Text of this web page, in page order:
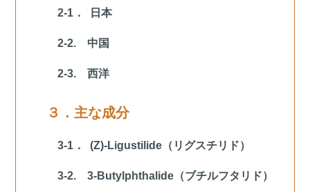
2-1． 日本
2-2. 中国
2-3. 西洋
３．主な成分
3-1． (Z)-Ligustilide（リグスチリド）
3-2. 3-Butylphthalide（ブチルフタリド）